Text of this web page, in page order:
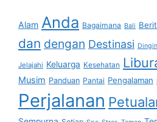
Alam Anda Bagaimana Bali
dan dengan Destinasi Dingin
Jelajahi Keluarga Kesehatan
Musim Panduan Pantai Pengalaman
Perjalanan